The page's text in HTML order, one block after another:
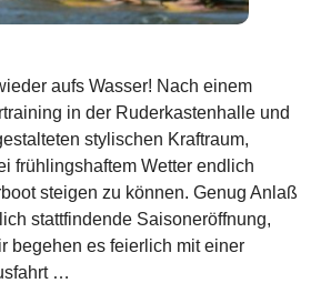
aufs Wasser! Nach einem
in der Ruderkastenhalle und
stylischen Kraftraum,
frühlingshaftem Wetter endlich
steigen zu können. Genug Anlaß
stattfindende Saisoneröffnung,
begehen es feierlich mit einer
…